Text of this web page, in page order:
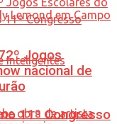
11º Congresso
Jogos
nacional de